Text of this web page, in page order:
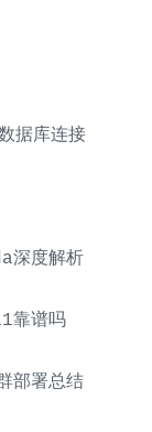
据库连接
度解析
靠谱吗
部署总结